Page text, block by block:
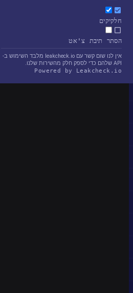
חלקיקים
הסתר תיבת צ'אט
אין לנו שום קשר עם leakcheck.io מלבד השימוש ב-
API שלהם כדי לספק חלק מהשירות שלנו.
Powered by Leakcheck.io